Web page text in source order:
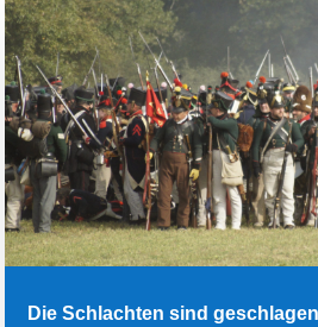
Die Schlachten sind